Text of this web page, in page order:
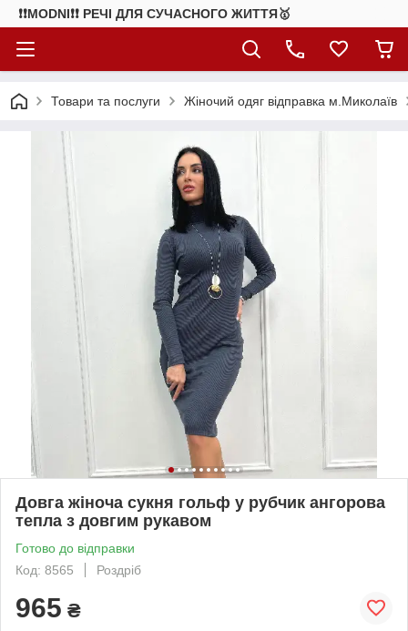
❗❗MODNI❗❗ РЕЧІ ДЛЯ СУЧАСНОГО ЖИТТЯ🥇
Товари та послуги Жіночий одяг відправка м.Миколаїв
Довга жіноча сукня гольф у рубчик ангорова
тепла з довгим рукавом
Готово до відправки
Код: 8565
Роздріб
965 ₴